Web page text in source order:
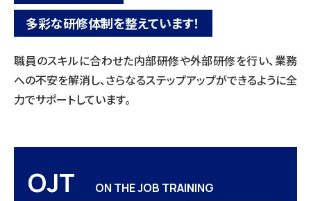
多彩な研修体制を整えています！
職員のスキルに合わせた内部研修や外部研修を行い、業務
への不安を解消し、さらなるステップアップができるように全
力でサポートしています。
OJT ON THE JOB TRAINING